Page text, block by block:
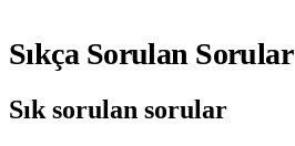
Sıkça Sorulan Sorular
Sık sorulan sorular